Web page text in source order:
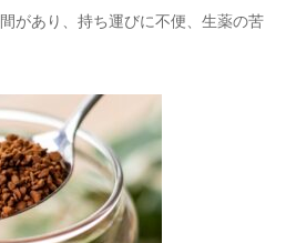
があり、持ち運びに不便、生薬の苦